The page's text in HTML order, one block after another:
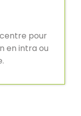
pour
en intra ou